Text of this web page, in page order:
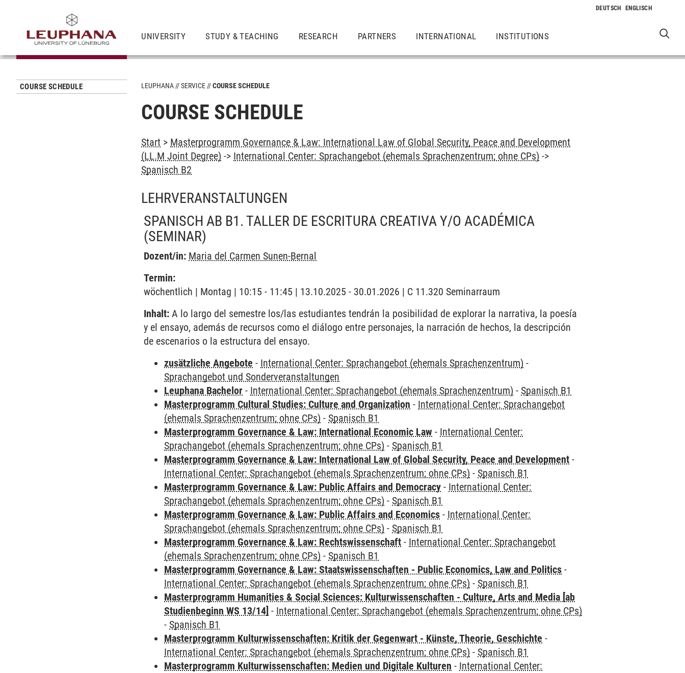
UNIVERSITY STUDY & TEACHING RESEARCH PARTNERS INTERNATIONAL INSTITUTIONS
COURSE SCHEDULE LEUPHANA SERVICE COURSE SCHEDULE
COURSE SCHEDULE
Start > Masterprogramm Governance & Law: International Law of Global Security, Peace and Development
(LL.M Joint Degree) -> International Center: Sprachangebot (ehemals Sprachenzentrum; ohne CPs) ->
Spanisch B2
LEHRVERANSTALTUNGEN
SPANISCH AB B1. TALLER DE ESCRITURA CREATIVA Y/O ACADÉMICA
(SEMINAR)
Dozent/in: Maria del Carmen Sunen-Bernal
Termin:
wöchentlich | Montag | 10:15 - 11:45 | 13.10.2025 - 30.01.2026 | C 11.320 Seminarraum
Inhalt: A lo largo del semestre los/las estudiantes tendrán la posibilidad de explorar la narrativa, la poesía
y el ensayo, además de recursos como el diálogo entre personajes, la narración de hechos, la descripción
de escenarios o la estructura del ensayo.
zusätzliche Angebote - International Center: Sprachangebot (ehemals Sprachenzentrum) -
Sprachangebot und Sonderveranstaltungen
Leuphana Bachelor - International Center: Sprachangebot (ehemals Sprachenzentrum) - Spanisch B1
Masterprogramm Cultural Studies: Culture and Organization - International Center: Sprachangebot
(ehemals Sprachenzentrum; ohne CPs) - Spanisch B1
Masterprogramm Governance & Law: International Economic Law - International Center:
Sprachangebot (ehemals Sprachenzentrum; ohne CPs) - Spanisch B1
Masterprogramm Governance & Law: International Law of Global Security, Peace and Development -
International Center: Sprachangebot (ehemals Sprachenzentrum; ohne CPs) - Spanisch B1
Masterprogramm Governance & Law: Public Affairs and Democracy - International Center:
Sprachangebot (ehemals Sprachenzentrum; ohne CPs) - Spanisch B1
Masterprogramm Governance & Law: Public Affairs and Economics - International Center:
Sprachangebot (ehemals Sprachenzentrum; ohne CPs) - Spanisch B1
Masterprogramm Governance & Law: Rechtswissenschaft - International Center: Sprachangebot
(ehemals Sprachenzentrum; ohne CPs) - Spanisch B1
Masterprogramm Governance & Law: Staatswissenschaften - Public Economics, Law and Politics -
International Center: Sprachangebot (ehemals Sprachenzentrum; ohne CPs) - Spanisch B1
Masterprogramm Humanities & Social Sciences: Kulturwissenschaften - Culture, Arts and Media [ab
Studienbeginn WS 13/14] - International Center: Sprachangebot (ehemals Sprachenzentrum; ohne CPs)
- Spanisch B1
Masterprogramm Kulturwissenschaften: Kritik der Gegenwart - Künste, Theorie, Geschichte -
International Center: Sprachangebot (ehemals Sprachenzentrum; ohne CPs) - Spanisch B1
Masterprogramm Kulturwissenschaften: Medien und Digitale Kulturen - International Center: